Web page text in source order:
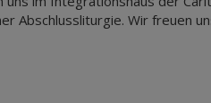
Abschlussliturgie. Wir freuen